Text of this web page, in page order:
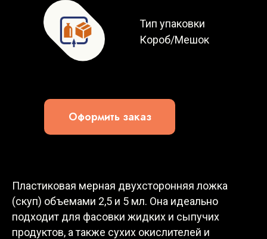
Тип упаковки
Короб/Мешок
Оформить заказ
Пластиковая мерная двухсторонняя ложка
(скуп) объемами 2,5 и 5 мл. Она идеально
подходит для фасовки жидких и сыпучих
продуктов, а также сухих окислителей и